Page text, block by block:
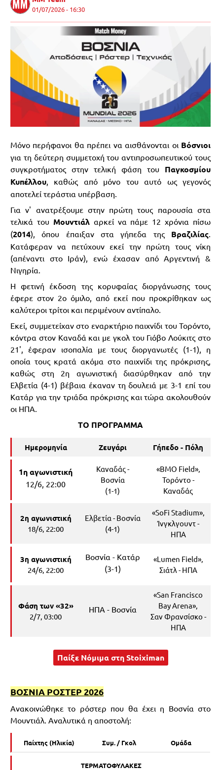
01/07/2026 - 16:30
Μόνο περήφανοι θα πρέπει να αισθάνονται οι Βόσνιοι
για τη δεύτερη συμμετοχή του αντιπροσωπευτικού τους
συγκροτήματος στην τελική φάση του Παγκοσμίου
Κυπέλλου, καθώς από μόνο του αυτό ως γεγονός
αποτελεί τεράστια υπέρβαση.
Για ν' ανατρέξουμε στην πρώτη τους παρουσία στα
τελικά του Μουντιάλαρκεί να πάμε 12 χρόνια πίσω
(2014), όπου έπαιξαν στα γήπεδα της Βραζιλίας.
Κατάφεραν να πετύχουν εκεί την πρώτη τους νίκη
(απέναντι στο Ιράν), ενώ έχασαν από Αργεντινή &
Νιγηρία.
Η φετινή έκδοση της κορυφαίας διοργάνωσης τους
έφερε στον 2ο όμιλο, από εκεί που προκρίθηκαν ως
καλύτεροι τρίτοι και περιμένουν αντίπαλο.
Εκεί, συμμετείχαν στο εναρκτήριο παιχνίδι του Τορόντο,
κόντρα στον Καναδά και με γκολ του Γιόβο Λούκιτς στο
21', έφεραν ισοπαλία με τους διοργανωτές (1-1), η
οποία τους κρατά ακόμα στο παιχνίδι της πρόκρισης,
καθώς στη 2η αγωνιστική διασύρθηκαν από την
Ελβετία (4-1) βέβαια έκαναν τη δουλειά με 3-1 επί του
Κατάρ για την τριάδα πρόκρισης και τώρα ακολουθούν
οι ΗΠΑ.
ΤΟ ΠΡΟΓΡΑΜΜΑ
Ημερομηνία Ζευγάρι Γήπεδο - Πόλη
1η αγωνιστική
12/6, 22:00
Καναδάς -
Βοσνία
(1-1)
«BMO Field»,
Τορόντο -
Καναδάς
2η αγωνιστική
18/6, 22:00
Ελβετία - Βοσνία
(4-1)
«SoFi Stadium»,
Ίνγκλγουντ -
ΗΠΑ
3η αγωνιστική
24/6, 22:00
Βοσνία - Κατάρ
(3-1)
«Lumen Field»,
Σιάτλ - ΗΠΑ
Φάση των «32»
2/7, 03:00
ΗΠΑ - Βοσνία
«San Francisco
Bay Arena»,
Σαν Φρανσίσκο -
ΗΠΑ
Παίξε Νόμιμα στη Stoiximan
ΒΟΣΝΙΑ ΡΟΣΤΕΡ 2026
Ανακοινώθηκε το ρόστερ που θα έχει η Βοσνία στο
Μουντιάλ. Αναλυτικά η αποστολή:
Παίχτης (Ηλικία) Συμ. / Γκολ Ομάδα
ΤΕΡΜΑΤΟΦΥΛΑΚΕΣ